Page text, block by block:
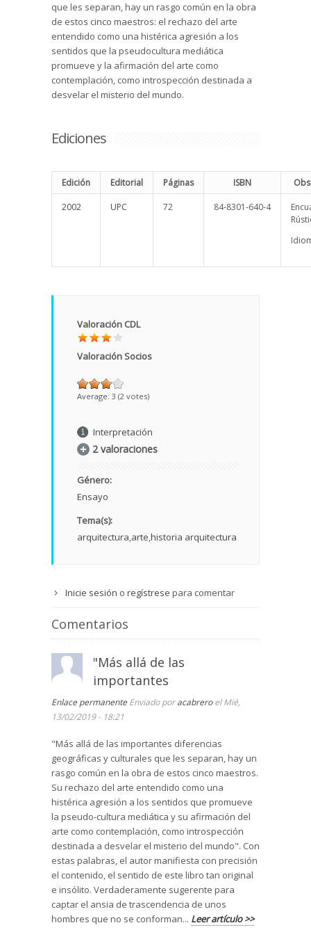
que les separan, hay un rasgo común en la obra
de estos cinco maestros: el rechazo del arte
entendido como una histérica agresión a los
sentidos que la pseudocultura mediática
promueve y la afirmación del arte como
contemplación, como introspección destinada a
desvelar el misterio del mundo.
Ediciones
Edición Editorial Páginas ISBN
2002 UPC 72 84-8301-640-4
Valoración CDL
Valoración Socios
Average: 3 (2 votes)
Interpretación
2 valoraciones
Género:
Ensayo
Tema(s):
arquitectura arte historia arquitectura
Inicie sesión o regístrese para comentar
Comentarios
"Más allá de las
importantes
Enlace permanente Enviado poracabreroel Mié,
13/02/2019 - 18:21
"Más allá de las importantes diferencias
geográficas y culturales que les separan, hay un
rasgo común en la obra de estos cinco maestros.
Su rechazo del arte entendido como una
histérica agresión a los sentidos que promueve
la pseudo-cultura mediática y su afirmación del
arte como contemplación, como introspección
destinada a desvelar el misterio del mundo". Con
estas palabras, el autor manifiesta con precisión
el contenido, el sentido de este libro tan original
e insólito. Verdaderamente sugerente para
captar el ansia de trascendencia de unos
hombres que no se conforman... Leer artículo >>